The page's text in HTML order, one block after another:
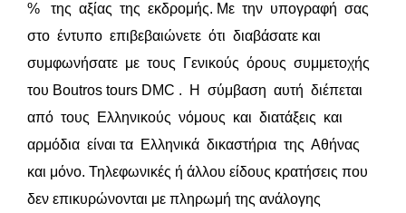
% της αξίας της εκδρομής. Με την υπογραφή σας
στο έντυπο επιβεβαιώνετε ότι διαβάσατε και
συμφωνήσατε με τους Γενικούς όρους συμμετοχής
του Boutros tours DMC . Η σύμβαση αυτή διέπεται
από τους Ελληνικούς νόμους και διατάξεις και
αρμόδια είναι τα Ελληνικά δικαστήρια της Αθήνας
και μόνο. Τηλεφωνικές ή άλλου είδους κρατήσεις που
δεν επικυρώνονται με πληρωμή της ανάλογης